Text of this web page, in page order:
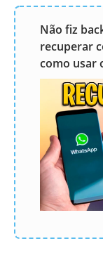
Não fiz
recuperar
como usar